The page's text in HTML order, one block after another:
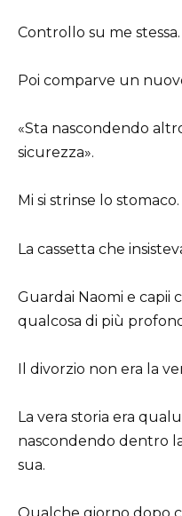
Controllo su me stessa.
Poi comparve un
«Sta nascondendo
sicurezza».
Mi si strinse lo stomaco.
La cassetta che
Guardai Naomi e capii
qualcosa di più
Il divorzio non era la
La vera storia era
nascondendo dentro
sua.